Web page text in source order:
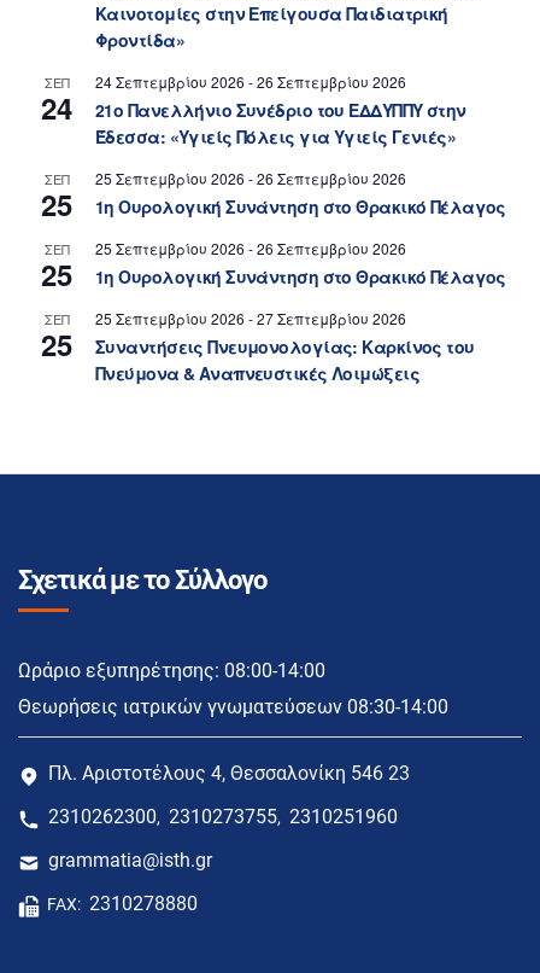
Καινοτομίες στην Επείγουσα Παιδιατρική
Φροντίδα»
ΣΕΠ
24
24 Σεπτεμβρίου 2026 -26 Σεπτεμβρίου 2026
21ο Πανελλήνιο Συνέδριο του ΕΔΔΥΠΠΥ στην
Έδεσσα: «Υγιείς Πόλεις για Υγιείς Γενιές»
ΣΕΠ
25
25 Σεπτεμβρίου 2026 -26 Σεπτεμβρίου 2026
1η Ουρολογική Συνάντηση στο Θρακικό Πέλαγος
ΣΕΠ
25
25 Σεπτεμβρίου 2026 -26 Σεπτεμβρίου 2026
1η Ουρολογική Συνάντηση στο Θρακικό Πέλαγος
ΣΕΠ
25
25 Σεπτεμβρίου 2026 -27 Σεπτεμβρίου 2026
Συναντήσεις Πνευμονολογίας: Καρκίνος του
Πνεύμονα & Αναπνευστικές Λοιμώξεις
Σχετικά με το Σύλλογο
Ωράριο εξυπηρέτησης: 08:00-14:00
Θεωρήσεις ιατρικών γνωματεύσεων 08:30-14:00
Πλ. Αριστοτέλους 4, Θεσσαλονίκη 546 23
2310262300, 2310273755, 2310251960
grammatia@isth.gr
FAX: 2310278880